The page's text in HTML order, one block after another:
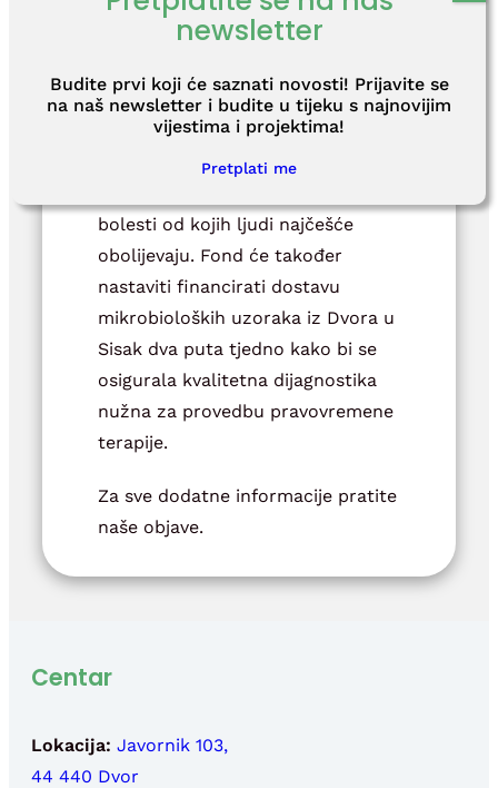
stanovništvo o izmjerenim
koncentracijama peludi informirati
i putem svojih stranica.
Zavod će nastaviti pratiti
zdravstvene pokazatelje na
bolesti od kojih ljudi najčešće
obolijevaju. Fond će također
nastaviti financirati dostavu
mikrobioloških uzoraka iz Dvora u
Sisak dva puta tjedno kako bi se
osigurala kvalitetna dijagnostika
nužna za provedbu pravovremene
terapije.
Za sve dodatne informacije pratite
naše objave.
Centar
Lokacija: Javornik 103,
44 440 Dvor
newsletter
Budite prvi koji će saznati novosti! Prijavite se
na naš newsletter i budite u tijeku s najnovijim
vijestima i projektima!
Pretplati me